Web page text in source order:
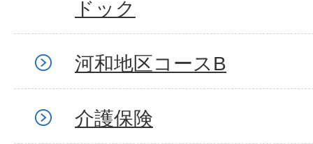
ドック
河和地区コースB
介護保険